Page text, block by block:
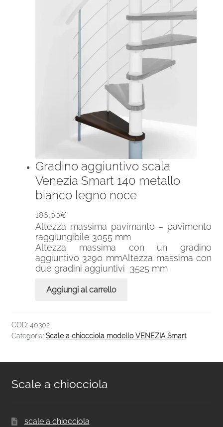
Gradino aggiuntivo scala
Venezia Smart 140 metallo
bianco legno noce
186,00€
Altezza massima pavimanto – pavimento
raggiungibile 3055 mm
Altezza massima con un gradino
aggiuntivo 3290 mmAltezza massima con
due gradini aggiuntivi 3525 mm
Aggiungi al carrello
COD: 40302
Categoria: Scale a chiocciola modello VENEZIA Smart
Scale a chiocciola
scale a chiocciola